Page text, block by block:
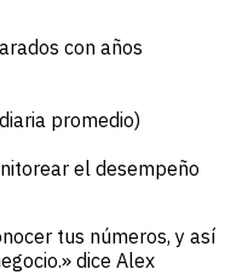
con años
promedio)
el desempeño
tus números, y así
dice Alex